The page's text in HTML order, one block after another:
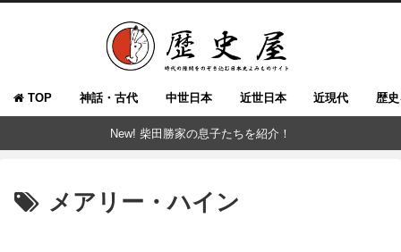
TOP 神話・古代 中世日本 近世日本 近現代 歴
New! 柴田勝家の息子たちを紹介！
メアリー・ハイン